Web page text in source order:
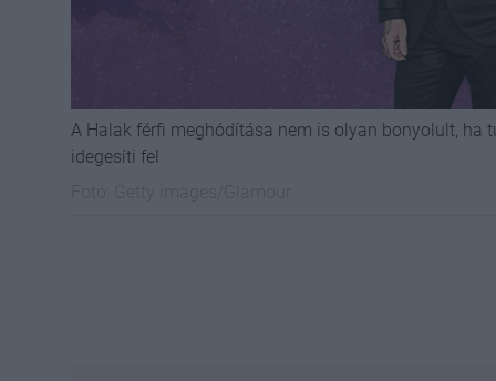
A Halak férfi meghódítása nem is olyan bonyolult, ha
idegesíti fel